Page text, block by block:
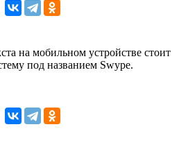
на мобильном устройстве стоит
под названием Swype.